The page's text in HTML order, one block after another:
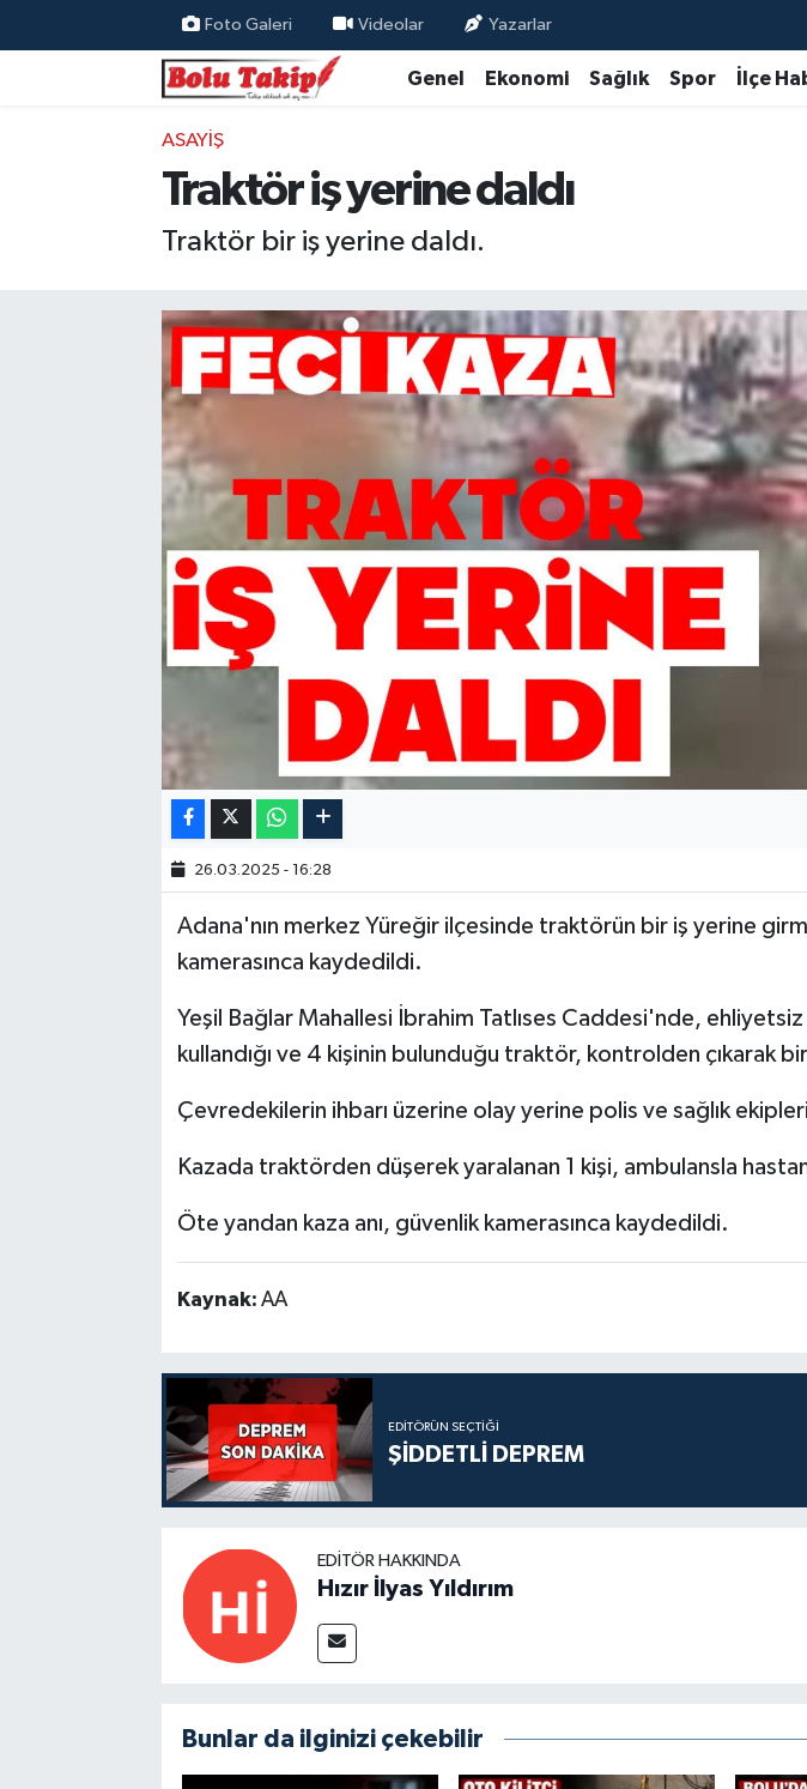
Foto Galeri Videolar Yazarlar
Genel Ekonomi Sağlık Spor İlçe
ASAYIŞ
Traktör iş yerine daldı
Traktör bir iş yerine daldı.
26.03.2025 - 16:28
Adana'nın merkez Yüreğir ilçesinde traktörün bir iş yerine
kamerasınca kaydedildi.
Yeşil Bağlar Mahallesi İbrahim Tatlıses Caddesi'nde, ehliyetsiz
kullandığı ve 4 kişinin bulunduğu traktör, kontrolden çıkarak
Çevredekilerin ihbarı üzerine olay yerine polis ve sağlık
Kazada traktörden düşerek yaralanan 1 kişi, ambulansla
Öte yandan kaza anı, güvenlik kamerasınca kaydedildi.
Kaynak: AA
EDITÖRÜN SEÇTIĞI
ŞİDDETLİ DEPREM
EDITÖR HAKKINDA
Hızır İlyas Yıldırım
Bunlar da ilginizi çekebilir